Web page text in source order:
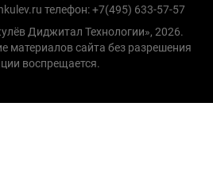
телефон: +7(495) 633-57-57
Диджитал Технологии», 2026.
материалов сайта без разрешения
воспрещается.